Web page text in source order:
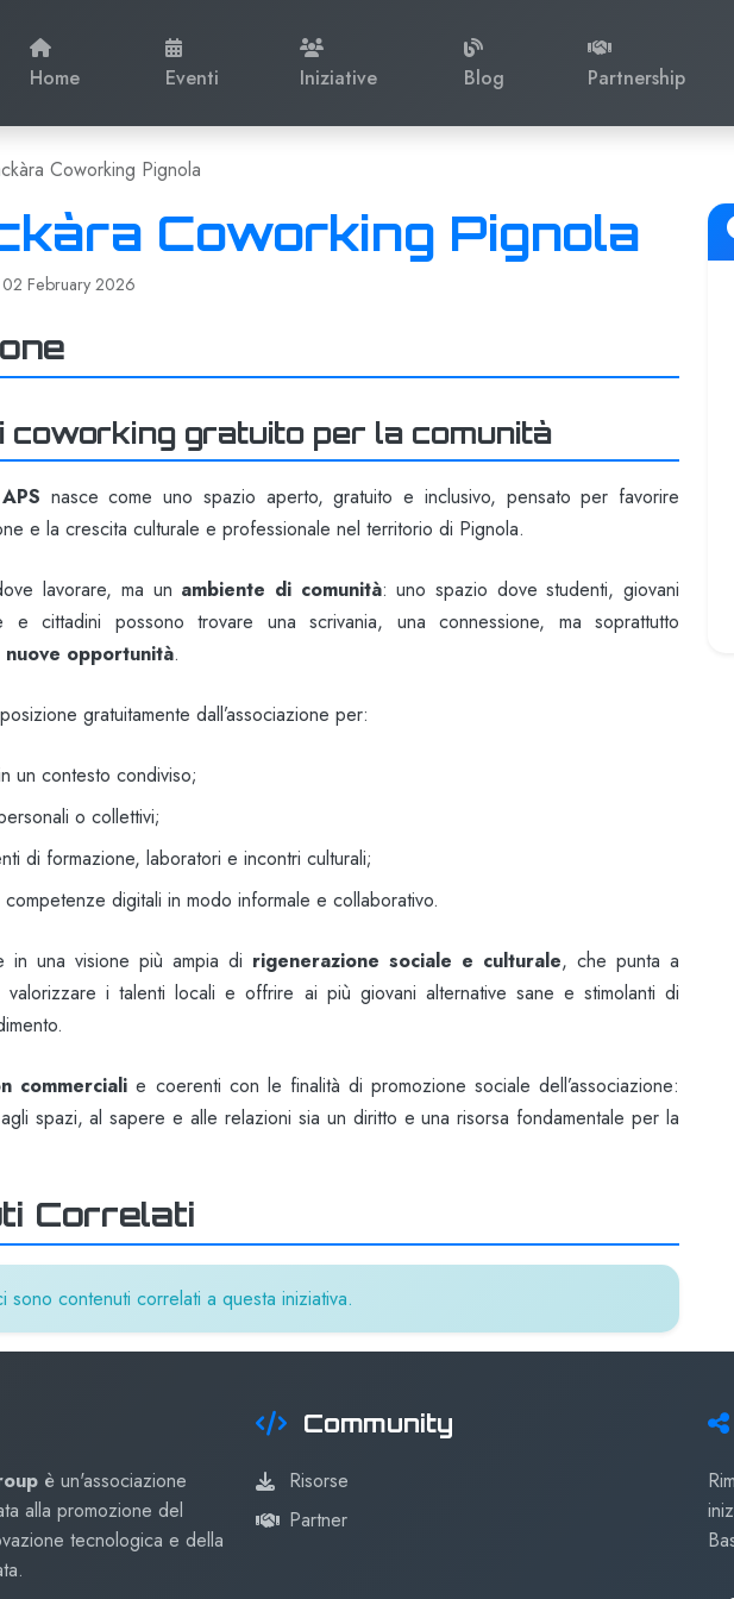
Home Eventi Iniziative Blog Partnership
Coworking Pignola
Coworking Pignola
February 2026
coworking gratuito per la comunità
nasce come uno spazio aperto, gratuito e inclusivo, pensato per favorire
e la crescita culturale e professionale nel territorio di Pignola.
lavorare, ma un ambiente di comunità: uno spazio dove studenti, giovani
e cittadini possono trovare una scrivania, una connessione, ma soprattutto
opportunità.
gratuitamente dall’associazione per:
un contesto condiviso;
o collettivi;
di formazione, laboratori e incontri culturali;
digitali in modo informale e collaborativo.
in una visione più ampia di rigenerazione sociale e culturale, che punta a
valorizzare i talenti locali e offrire ai più giovani alternative sane e stimolanti di
commerciali e coerenti con le finalità di promozione sociale dell’associazione:
spazi, al sapere e alle relazioni sia un diritto e una risorsa fondamentale per la
Correlati
sono contenuti correlati a questa iniziativa.
è un'associazione
alla promozione del
tecnologica e della
Community
Risorse
Partner